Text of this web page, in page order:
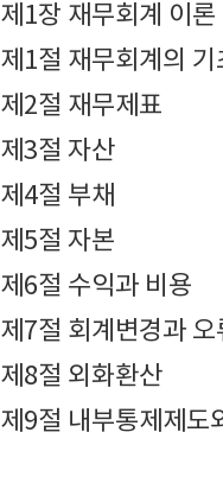
제1장 재무회계 이
제1절 재무회계의 기
제2절 재무제표
제3절 자산
제4절 부채
제5절 자본
제6절 수익과 비용
제7절 회계변경과 오
제8절 외화환산
제9절 내부통제제도